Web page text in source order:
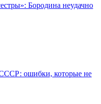
Бородина неудачно
ошибки, которые не